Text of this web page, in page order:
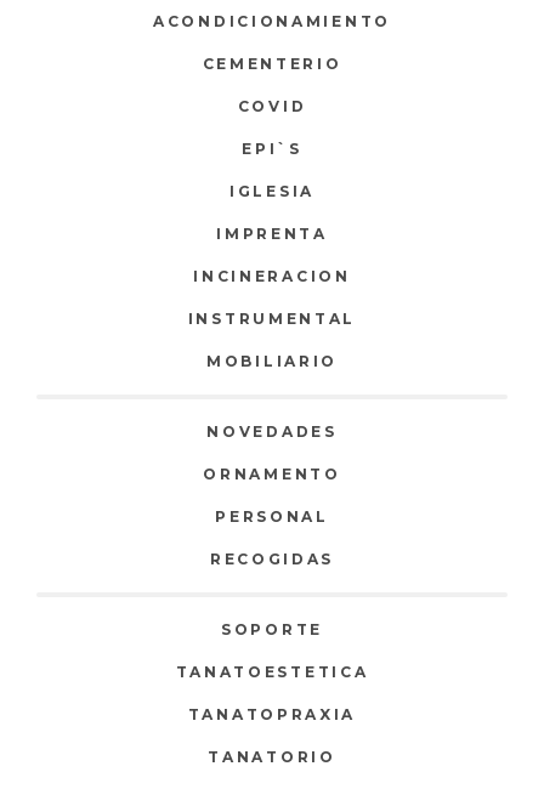
ACONDICIONAMIENTO
CEMENTERIO
COVID
EPI`S
IGLESIA
IMPRENTA
INCINERACION
INSTRUMENTAL
MOBILIARIO
NOVEDADES
ORNAMENTO
PERSONAL
RECOGIDAS
SOPORTE
TANATOESTETICA
TANATOPRAXIA
TANATORIO